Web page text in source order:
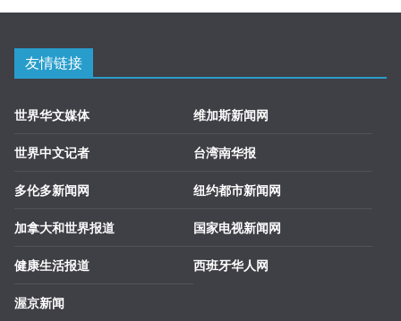
友情链接
世界华文媒体
世界中文记者
多伦多新闻网
加拿大和世界报道
健康生活报道
渥京新闻
维加斯新闻网
台湾南华报
纽约都市新闻网
国家电视新闻网
西班牙华人网